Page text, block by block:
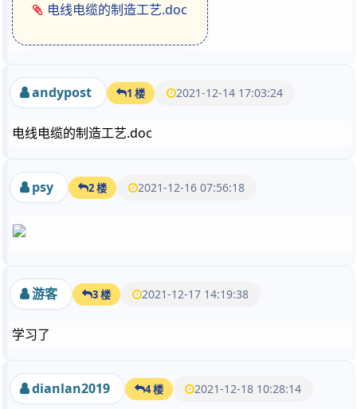
电线电缆的制造工艺.doc
andypost 1 楼 2021-12-14 17:03:24
电线电缆的制造工艺.doc
psy 2 楼 2021-12-16 07:56:18
游客 3 楼 2021-12-17 14:19:38
学习了
dianlan2019 4 楼 2021-12-18 10:28:14